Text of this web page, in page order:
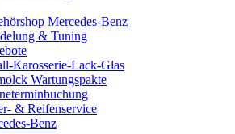
Mercedes-Benz
& Tuning
Karosserie-Lack-Glas
Wartungspakte
& Reifenservice
Benz